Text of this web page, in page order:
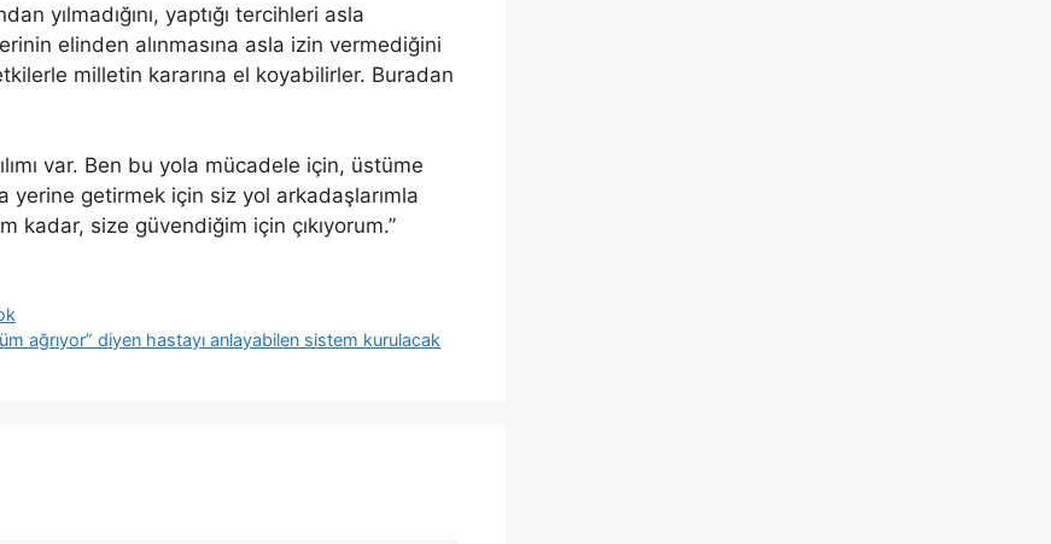
yılmadığını, yaptığı tercihleri asla
elinden alınmasına asla izin vermediğini
milletin kararına el koyabilirler. Buradan
var. Ben bu yola mücadele için, üstüme
getirmek için siz yol arkadaşlarımla
kadar, size güvendiğim için çıkıyorum.”
ağrıyor” diyen hastayı anlayabilen sistem kurulacak